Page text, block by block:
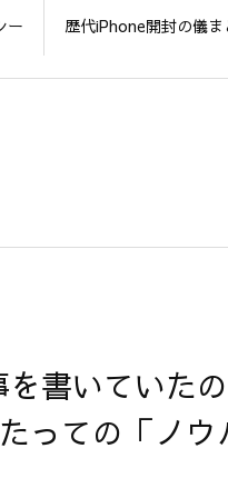
ー 歴代iPhone開封の儀ま
書いていた
っての「ノ